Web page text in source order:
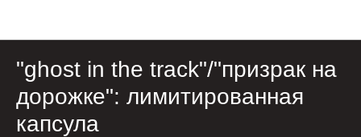
"ghost in the track"/"призрак на
дорожке": лимитированная
капсула